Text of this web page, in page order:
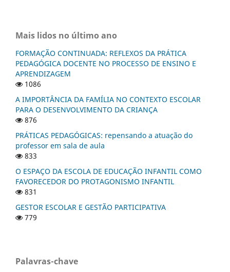
Mais lidos no último ano
FORMAÇÃO CONTINUADA: REFLEXOS DA PRÁTICA
PEDAGÓGICA DOCENTE NO PROCESSO DE ENSINO E
APRENDIZAGEM
1086
A IMPORTÂNCIA DA FAMÍLIA NO CONTEXTO ESCOLAR
PARA O DESENVOLVIMENTO DA CRIANÇA
876
PRÁTICAS PEDAGÓGICAS: repensando a atuação do
professor em sala de aula
833
O ESPAÇO DA ESCOLA DE EDUCAÇÃO INFANTIL COMO
FAVORECEDOR DO PROTAGONISMO INFANTIL
831
GESTOR ESCOLAR E GESTÃO PARTICIPATIVA
779
Palavras-chave